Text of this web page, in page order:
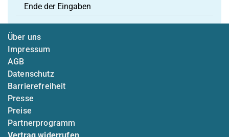
Ende der Eingaben
Über uns
Impressum
AGB
Datenschutz
Barrierefreiheit
Presse
Preise
Partnerprogramm